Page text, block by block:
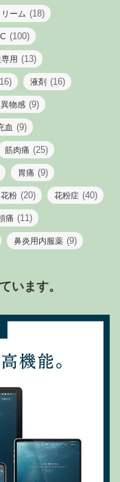
リーム (18)
(100)
用 (13)
液剤 (16)
異物感 (9)
血 (9)
筋肉痛 (25)
胃痛 (9)
花粉 (20) 花粉症 (40)
痛 (11)
鼻炎用内服薬 (9)
います。